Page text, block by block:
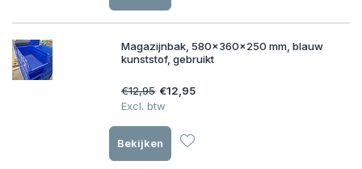
Magazijnbak, 580x360x250 mm, blauw
kunststof, gebruikt
€12,95 €12,95
Excl. btw
Bekijken